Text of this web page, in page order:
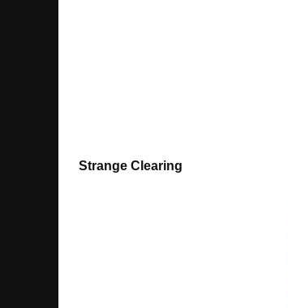
Strange Clearing